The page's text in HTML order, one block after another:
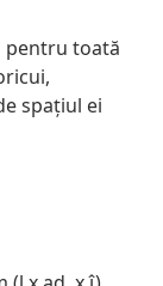
pentru toată
spațiul ei